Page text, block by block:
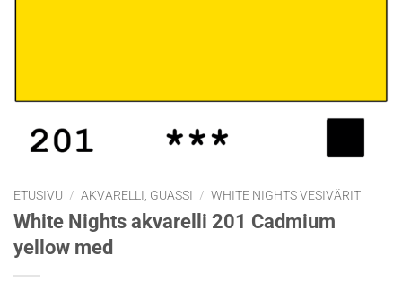
ETUSIVU / AKVARELLI, GUASSI / WHITE NIGHTS VESIVÄRIT
White Nights akvarelli 201 Cadmium
yellow med